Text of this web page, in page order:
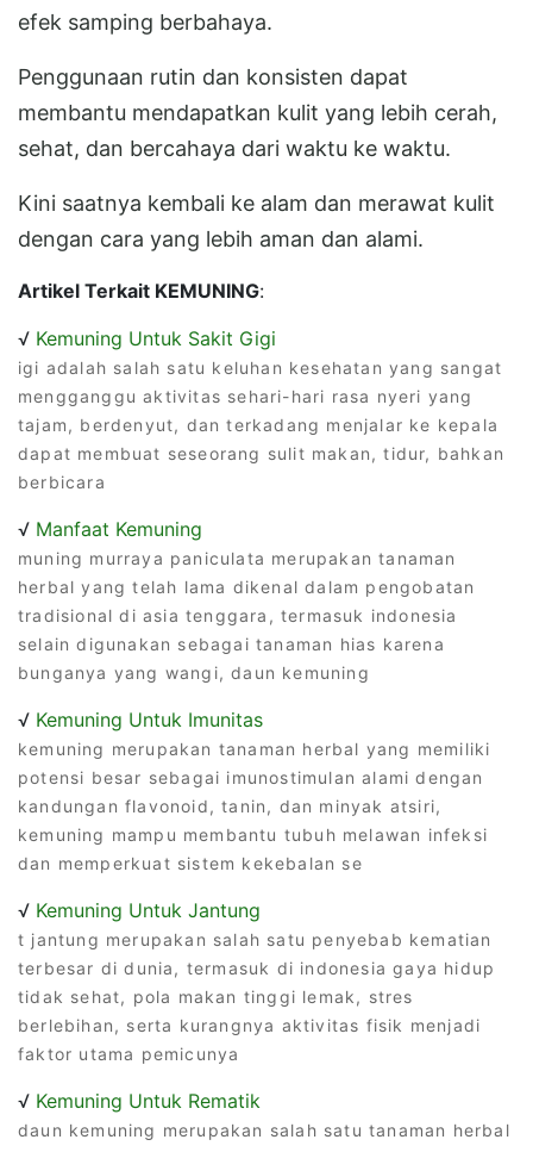
efek samping berbahaya.
Penggunaan rutin dan konsisten dapat
membantu mendapatkan kulit yang lebih cerah,
sehat, dan bercahaya dari waktu ke waktu.
Kini saatnya kembali ke alam dan merawat kulit
dengan cara yang lebih aman dan alami.
Artikel Terkait KEMUNING:
√ Kemuning Untuk Sakit Gigi
igi adalah salah satu keluhan kesehatan yang sangat
mengganggu aktivitas sehari-hari rasa nyeri yang
tajam, berdenyut, dan terkadang menjalar ke kepala
dapat membuat seseorang sulit makan, tidur, bahkan
berbicara
√ Manfaat Kemuning
muning murraya paniculata merupakan tanaman
herbal yang telah lama dikenal dalam pengobatan
tradisional di asia tenggara, termasuk indonesia
selain digunakan sebagai tanaman hias karena
bunganya yang wangi, daun kemuning
√ Kemuning Untuk Imunitas
kemuning merupakan tanaman herbal yang memiliki
potensi besar sebagai imunostimulan alami dengan
kandungan flavonoid, tanin, dan minyak atsiri,
kemuning mampu membantu tubuh melawan infeksi
dan memperkuat sistem kekebalan se
√ Kemuning Untuk Jantung
t jantung merupakan salah satu penyebab kematian
terbesar di dunia, termasuk di indonesia gaya hidup
tidak sehat, pola makan tinggi lemak, stres
berlebihan, serta kurangnya aktivitas fisik menjadi
faktor utama pemicunya
√ Kemuning Untuk Rematik
daun kemuning merupakan salah satu tanaman herbal